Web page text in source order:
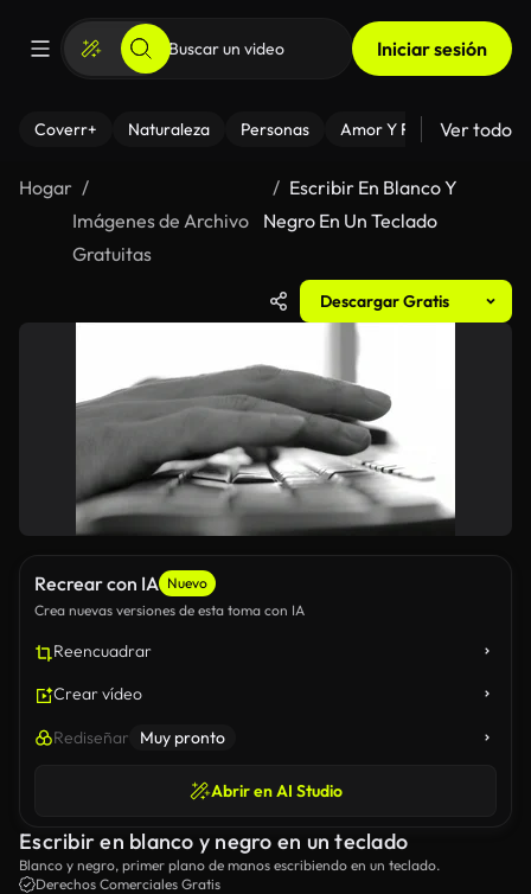
Iniciar sesión
Coverr+ Naturaleza Personas Amor Y Relaciones
Ver todo
Hogar
Imágenes de Archivo
Gratuitas
Escribir En Blanco Y
Negro En Un Teclado
Descargar Gratis
Recrear con IA Nuevo
Crea nuevas versiones de esta toma con IA
Reencuadrar
Crear vídeo
Rediseñar Muy pronto
Abrir en AI Studio
Escribir en blanco y negro en un teclado
Blanco y negro, primer plano de manos escribiendo en un teclado.
Derechos Comerciales Gratis